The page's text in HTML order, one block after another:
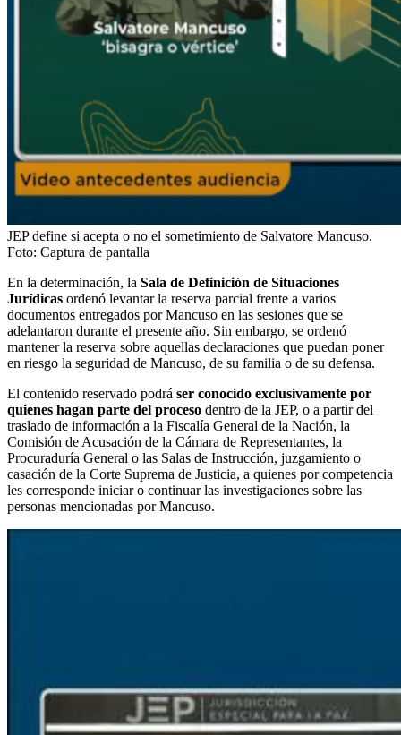
JEP define si acepta o no el sometimiento de Salvatore Mancuso.
Foto: Captura de pantalla
En la determinación, la Sala de Definición de Situaciones
Jurídicas ordenó levantar la reserva parcial frente a varios
documentos entregados por Mancuso en las sesiones que se
adelantaron durante el presente año. Sin embargo, se ordenó
mantener la reserva sobre aquellas declaraciones que puedan poner
en riesgo la seguridad de Mancuso, de su familia o de su defensa.
El contenido reservado podrá ser conocido exclusivamente por
quienes hagan parte del proceso dentro de la JEP, o a partir del
traslado de información a la Fiscalía General de la Nación, la
Comisión de Acusación de la Cámara de Representantes, la
Procuraduría General o las Salas de Instrucción, juzgamiento o
casación de la Corte Suprema de Justicia, a quienes por competencia
les corresponde iniciar o continuar las investigaciones sobre las
personas mencionadas por Mancuso.